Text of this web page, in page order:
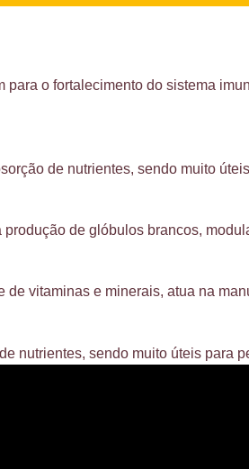
o fortalecimento do sistema
de nutrientes, sendo muito
de glóbulos brancos,
vitaminas e minerais, atua na
nutrientes, sendo muito úteis para